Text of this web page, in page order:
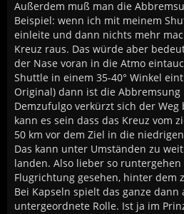
Außerdem muß man die
Beispiel: wenn ich mit meinem
einleite und dann nichts mehr
Kreuz raus. Das würde aber
der Nase voran in die Atmo
Shuttle in einem 35-40° Winkel
Original) dann ist die
Demzufulgo verkürzt sich der
kann es sein dass das Kreuz vom
50 km vor dem Ziel in die
Das kann unter Umständen zu
landen. Also lieber so runtergehen
Flugrichtung gesehen, hinter dem
Bei Kapseln spielt das ganze dann
untergeordnete Rolle. Ist ja im